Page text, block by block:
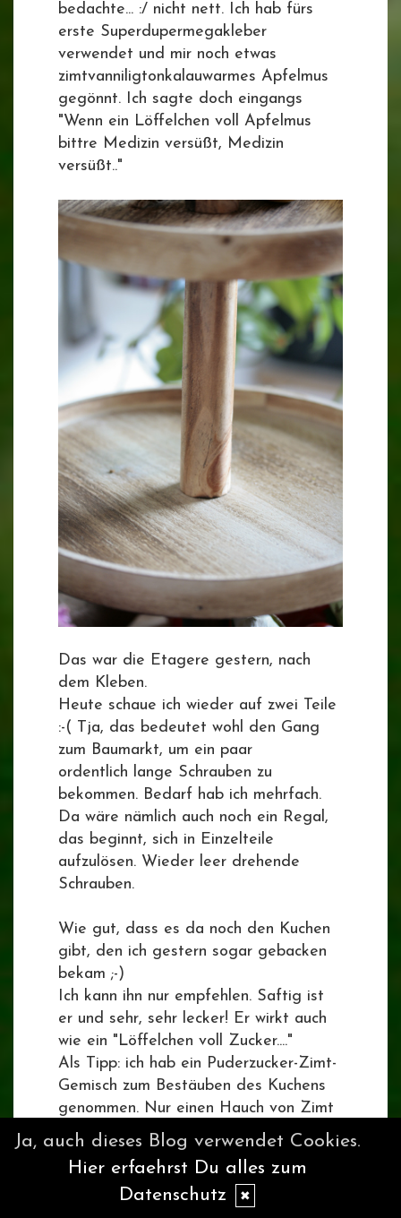
bedachte... :/ nicht nett. Ich hab fürs
erste Superdupermegakleber
verwendet und mir noch etwas
zimtvanniligtonkalauwarmes Apfelmus
gegönnt. Ich sagte doch eingangs
"Wenn ein Löffelchen voll Apfelmus
bittre Medizin versüßt, Medizin
versüßt.."
Das war die Etagere gestern, nach
dem Kleben.
Heute schaue ich wieder auf zwei Teile
:-( Tja, das bedeutet wohl den Gang
zum Baumarkt, um ein paar
ordentlich lange Schrauben zu
bekommen. Bedarf hab ich mehrfach.
Da wäre nämlich auch noch ein Regal,
das beginnt, sich in Einzelteile
aufzulösen. Wieder leer drehende
Schrauben.
Wie gut, dass es da noch den Kuchen
gibt, den ich gestern sogar gebacken
bekam ;-)
Ich kann ihn nur empfehlen. Saftig ist
er und sehr, sehr lecker! Er wirkt auch
wie ein "Löffelchen voll Zucker...."
Als Tipp: ich hab ein Puderzucker-Zimt-
Gemisch zum Bestäuben des Kuchens
genommen. Nur einen Hauch von Zimt
- sehr stimmig zum Kuchen selbst.
Ja, auch dieses Blog verwendet Cookies.
Hier erfaehrst Du alles zum
Datenschutz
✖